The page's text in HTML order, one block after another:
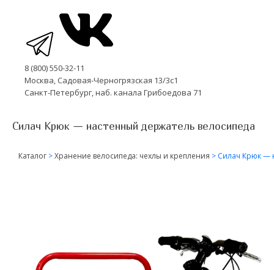
8 (800) 550-32-11
Москва, Садовая-Черногрязская 13/3с1
Санкт-Петербург, наб. канала Грибоедова 71
Силач Крюк — настенный держатель велосипеда
Каталог >Хранение велосипеда: чехлы и крепления > Силач Крюк —